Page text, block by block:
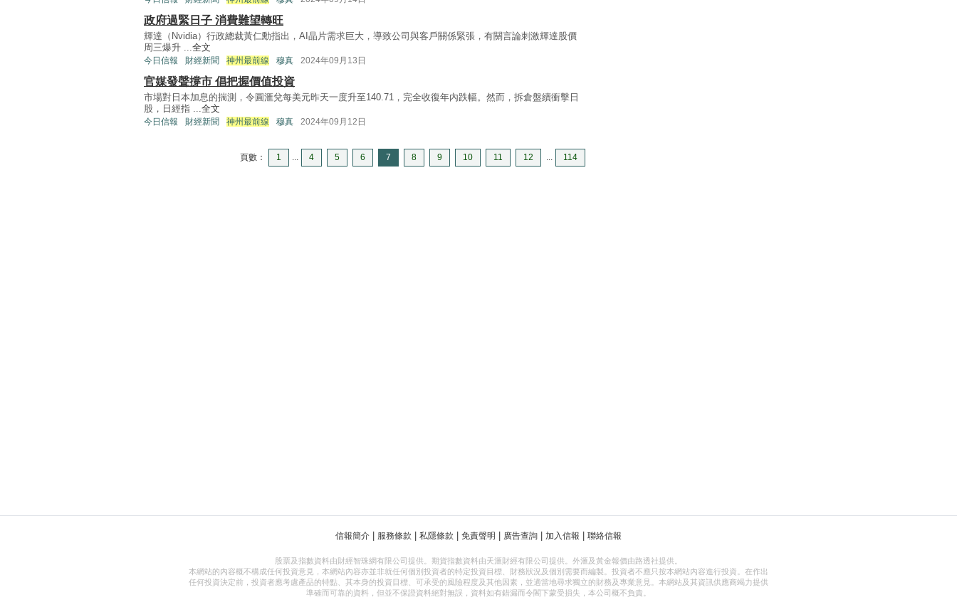
政府過緊日子 消費難望轉旺
輝達（Nvidia）行政總裁黃仁勳指出，AI晶片需求巨大，導致公司與客戶關係緊張，有關言論刺激輝達股價
周三爆升 ...全文
今日信報 財經新聞 神州最前線 穆真 2024年09月13日
官媒發聲撐市 倡把握價值投資
市場對日本加息的揣測，令圓滙兌每美元昨天一度升至140.71，完全收復年內跌幅。然而，拆倉盤續衝擊日
股，日經指 ...全文
今日信報 財經新聞 神州最前線 穆真 2024年09月12日
頁數： 1 ... 4 5 6 7 8 9 10 11 12 ... 114
信報簡介 服務條款 私隱條款 免責聲明 廣告查詢 加入信報 聯絡信報
股票及指數資料由財經智珠網有限公司提供。期貨指數資料由天滙財經有限公司提供。外滙及黃金報價由路透社提供。
本網站的內容概不構成任何投資意見，本網站內容亦並非就任何個別投資者的特定投資目標、財務狀況及個別需要而編製。投資者不應只按本網站內容進行投資。在作出
任何投資決定前，投資者應考慮產品的特點、其本身的投資目標、可承受的風險程度及其他因素，並適當地尋求獨立的財務及專業意見。本網站及其資訊供應商竭力提供
準確而可靠的資料，但並不保證資料絕對無誤，資料如有錯漏而令閣下蒙受損失，本公司概不負責。